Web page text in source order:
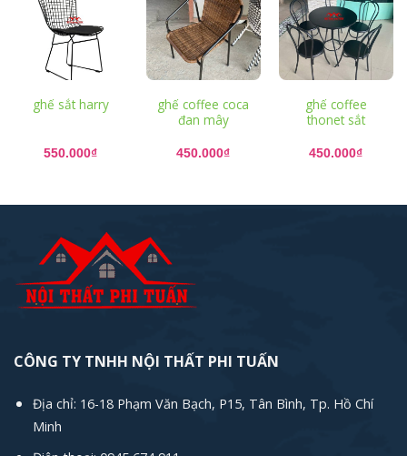
ghế sắt harry
550.000₫
ghế coffee coca
đan mây
450.000₫
ghế coffee
thonet sắt
450.000₫
CÔNG TY TNHH NỘI THẤT PHI TUẤN
Địa chỉ: 16-18 Phạm Văn Bạch, P15, Tân Bình, Tp. Hồ Chí
Minh